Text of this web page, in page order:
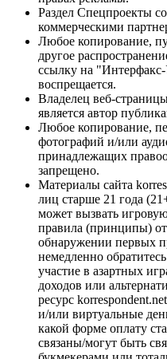
Раздел Спецпроекты
коммерческими
Любое копирование,
другое
ссылку на
воспрещается.
Владелец веб-
является автор
Любое копирование,
фотографий и/или
принадлежащих
запрещено.
Материалы сайта
лиц старше 21 года
может вызвать
правила (принципы)
обнаружении первых
немедленно
участие в азартных
доходов или
ресурс
и/или виртуальные
какой форме оплату
связаны/могут быть